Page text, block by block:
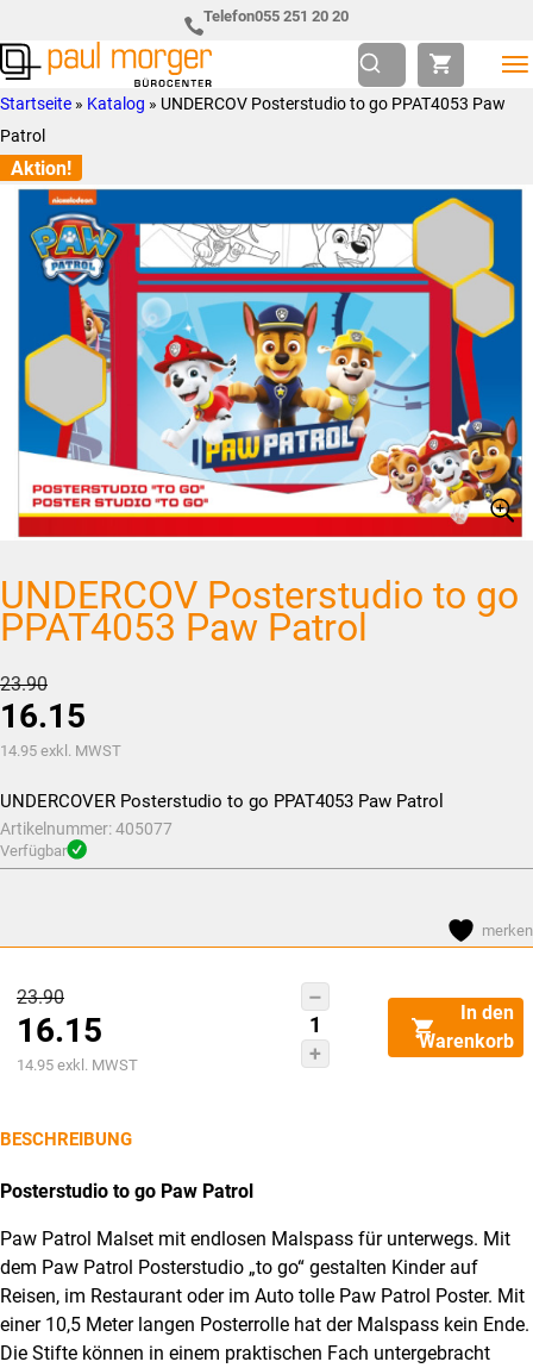
Hauptnavigation
springen
to
main
content
Telefon055 251 20 20
Paul
Morger
AG
Bürocenter
so
individuell
wie
Startseite » Katalog » UNDERCOV Posterstudio to go PPAT4053 Paw
Patrol
Aktion!
UNDERCOV Posterstudio to go
PPAT4053 Paw Patrol
23.90Ursprünglicher
Preis
war:
16.15
Aktueller
ist:
CHF16.15.
14.95 exkl. MWST
UNDERCOVER Posterstudio to go PPAT4053 Paw Patrol
Artikelnummer:405077
Verfügbar
merken
23.90Ursprünglicher
Preis
war:
16.15
Aktueller
ist:
14.95 exkl. MWST
UNDERCOV
Posterstudio
to
In den
Warenkorb
BESCHREIBUNG
Posterstudio to go Paw Patrol
Paw Patrol Malset mit endlosen Malspass für unterwegs. Mit
dem Paw Patrol Posterstudio „to go“ gestalten Kinder auf
Reisen, im Restaurant oder im Auto tolle Paw Patrol Poster. Mit
einer 10,5 Meter langen Posterrolle hat der Malspass kein Ende.
Die Stifte können in einem praktischen Fach untergebracht